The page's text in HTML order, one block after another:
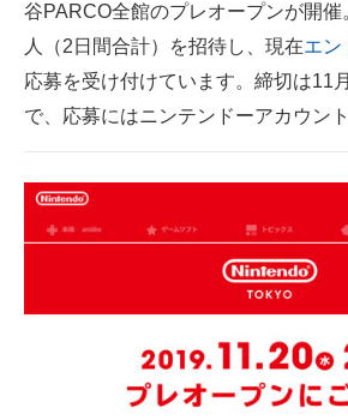
谷PARCO全館のプレオープンが開
人（2日間合計）を招待し、現在エン
応募を受け付けています。締切は11
で、応募にはニンテンドーアカウン